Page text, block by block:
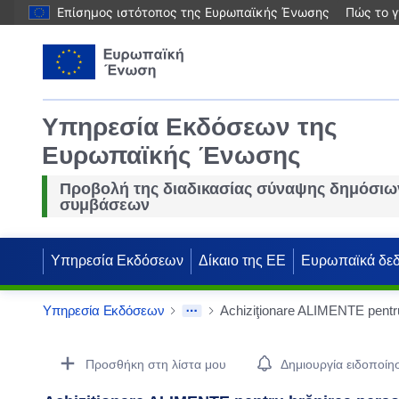
Επίσημος ιστότοπος της Ευρωπαϊκής Ένωσης Πώς το
Υπηρεσία Εκδόσεων της
Ευρωπαϊκής Ένωσης
Προβολή της διαδικασίας σύναψης
συμβάσεων
Υπηρεσία Εκδόσεων Δίκαιο της ΕΕ Ευρωπαϊκά
Υπηρεσία Εκδόσεων
Procurement Detail Actions Portlet
Προσθήκη στη λίστα μου Δημιουργία